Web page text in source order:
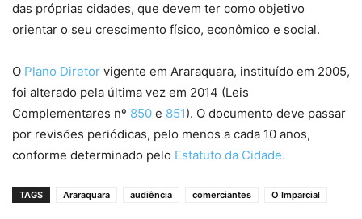
das próprias cidades, que devem ter como objetivo
orientar o seu crescimento físico, econômico e social.
O Plano Diretor vigente em Araraquara, instituído em 2005,
foi alterado pela última vez em 2014 (Leis
Complementares nº 850 e 851). O documento deve passar
por revisões periódicas, pelo menos a cada 10 anos,
conforme determinado pelo Estatuto da Cidade.
TAGS Araraquara audiência comerciantes O Imparcial